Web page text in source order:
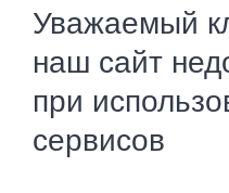
Уважаемый
наш сайт
при
сервисов